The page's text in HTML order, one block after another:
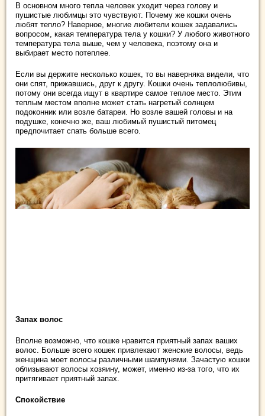
В основном много тепла человек уходит через голову и
пушистые любимцы это чувствуют. Почему же кошки очень
любят тепло? Наверное, многие любители кошек задавались
вопросом, какая температура тела у кошки? У любого животного
температура тела выше, чем у человека, поэтому она и
выбирает место потеплее.
Если вы держите несколько кошек, то вы наверняка видели, что
они спят, прижавшись, друг к другу. Кошки очень теплолюбивы,
потому они всегда ищут в квартире самое теплое место. Этим
теплым местом вполне может стать нагретый солнцем
подоконник или возле батареи. Но возле вашей головы и на
подушке, конечно же, ваш любимый пушистый питомец
предпочитает спать больше всего.
Запах волос
Вполне возможно, что кошке нравится приятный запах ваших
волос. Больше всего кошек привлекают женские волосы, ведь
женщина моет волосы различными шампунями. Зачастую кошки
облизывают волосы хозяину, может, именно из-за того, что их
притягивает приятный запах.
Спокойствие